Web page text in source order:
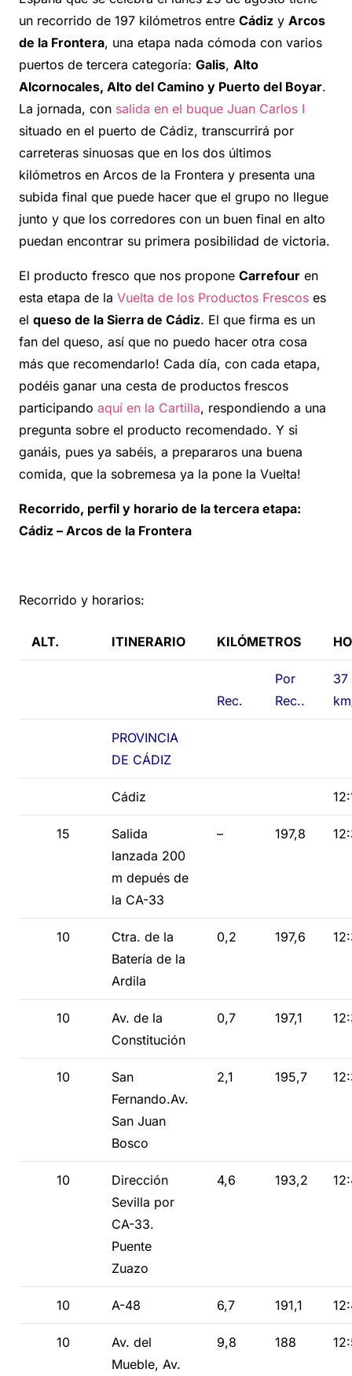
un recorrido de 197 kilómetros entre Cádiz y Arcos
de la Frontera, una etapa nada cómoda con varios
puertos de tercera categoría: Galis, Alto
Alcornocales, Alto del Camino y Puerto del Boyar.
La jornada, con salida en el buque Juan Carlos I
situado en el puerto de Cádiz, transcurrirá por
carreteras sinuosas que en los dos últimos
kilómetros en Arcos de la Frontera y presenta una
subida final que puede hacer que el grupo no llegue
junto y que los corredores con un buen final en alto
puedan encontrar su primera posibilidad de victoria.
El producto fresco que nos propone Carrefour en
esta etapa de la Vuelta de los Productos Frescos es
el queso de la Sierra de Cádiz. El que firma es un
fan del queso, así que no puedo hacer otra cosa
más que recomendarlo! Cada día, con cada etapa,
podéis ganar una cesta de productos frescos
participando aquí en la Cartilla, respondiendo a una
pregunta sobre el producto recomendado. Y si
ganáis, pues ya sabéis, a prepararos una buena
comida, que la sobremesa ya la pone la Vuelta!
Recorrido, perfil y horario de la tercera etapa:
Cádiz – Arcos de la Frontera
Recorrido y horarios:
ALT. ITINERARIO KILÓMETROS
Rec.
Por
Rec..
37
PROVINCIA
DE CÁDIZ
Cádiz
15
Salida
lanzada 200
m depués de
la CA-33
– 197,8
10
Ctra. de la
Batería de la
Ardila
0,2 197,6
10
Av. de la
Constitución
0,7 197,1
10
San
Fernando.Av.
San Juan
Bosco
2,1 195,7
10
Dirección
Sevilla por
CA-33.
Puente
Zuazo
4,6 193,2
10 A-48 6,7 191,1
10
Av. del
Mueble, Av.
9,8 188